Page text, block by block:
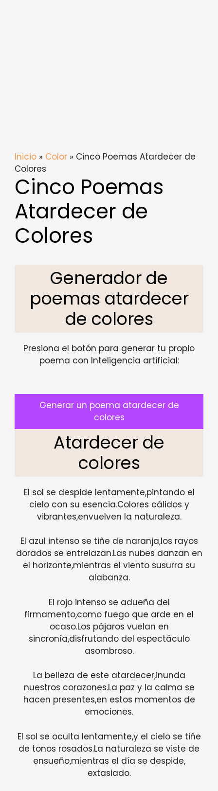
Inicio » Color » Cinco Poemas Atardecer de
Colores
Cinco Poemas
Atardecer de
Colores
Generador de
poemas atardecer
de colores
Presiona el botón para generar tu propio
poema con Inteligencia artificial:
Generar un poema atardecer de
colores
Atardecer de
colores
El sol se despide lentamente,pintando el
cielo con su esencia.Colores cálidos y
vibrantes,envuelven la naturaleza.
El azul intenso se tiñe de naranja,los rayos
dorados se entrelazan.Las nubes danzan en
el horizonte,mientras el viento susurra su
alabanza.
El rojo intenso se adueña del
firmamento,como fuego que arde en el
ocaso.Los pájaros vuelan en
sincronía,disfrutando del espectáculo
asombroso.
La belleza de este atardecer,inunda
nuestros corazones.La paz y la calma se
hacen presentes,en estos momentos de
emociones.
El sol se oculta lentamente,y el cielo se tiñe
de tonos rosados.La naturaleza se viste de
ensueño,mientras el día se despide,
extasiado.